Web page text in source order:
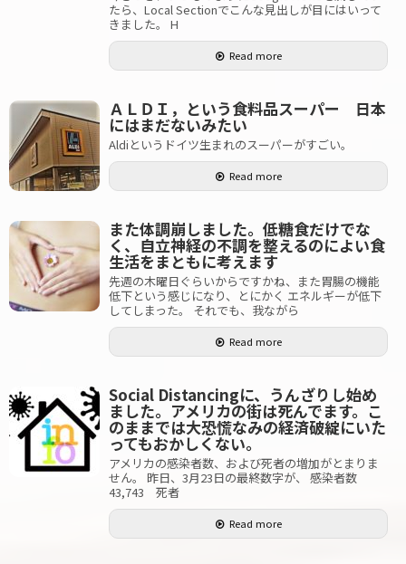
たら、Local Sectionでこんな見出しが目にはいって
きました。 H
Read more
ＡＬＤＩ，という食料品スーパー 日本
にはまだないみたい
Aldiというドイツ生まれのスーパーがすごい。
Read more
また体調崩しました。低糖食だけでな
く、自立神経の不調を整えるのによい食
生活をまともに考えます
先週の木曜日ぐらいからですかね、また胃腸の機能
低下という感じになり、とにかく エネルギーが低下
してしまった。 それでも、我ながら
Read more
Social Distancingに、うんざりし始め
ました。アメリカの街は死んでます。こ
のままでは大恐慌なみの経済破綻にいた
ってもおかしくない。
アメリカの感染者数、および死者の増加がとまりま
せん。 昨日、3月23日の最終数字が、 感染者数
43,743 死者
Read more